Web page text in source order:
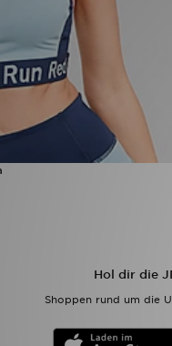
Hol dir die
Shoppen rund um die